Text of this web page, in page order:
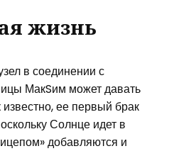
жизнь
в соединении с
МакSим может давать
ее первый брак
Солнце идет в
добавляются и